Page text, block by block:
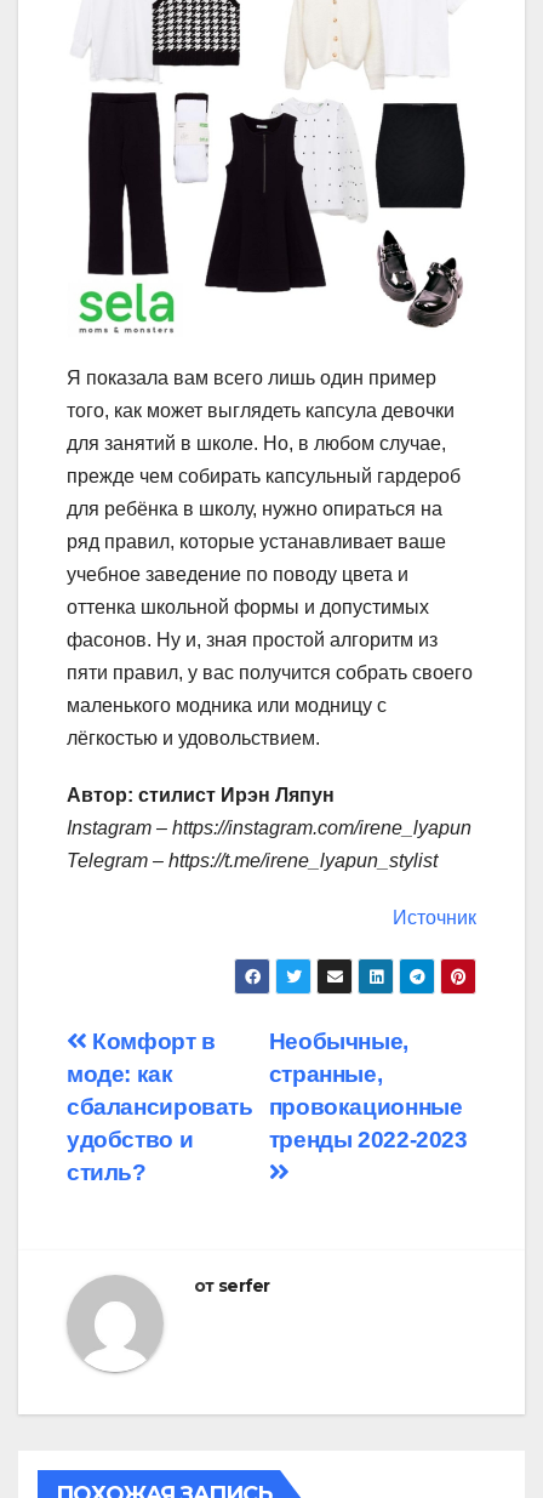
Я показала вам всего лишь один пример
того, как может выглядеть капсула девочки
для занятий в школе. Но, в любом случае,
прежде чем собирать капсульный гардероб
для ребёнка в школу, нужно опираться на
ряд правил, которые устанавливает ваше
учебное заведение по поводу цвета и
оттенка школьной формы и допустимых
фасонов. Ну и, зная простой алгоритм из
пяти правил, у вас получится собрать своего
маленького модника или модницу с
лёгкостью и удовольствием.
Автор: стилист Ирэн Ляпун
Instagram – https://instagram.com/irene_lyapun
Telegram – https://t.me/irene_lyapun_stylist
Источник
Навигация
по
записям
Необычные,
странные,
провокационные
тренды 2022-2023
Комфорт в
моде: как
сбалансировать
удобство и
стиль?
от serfer